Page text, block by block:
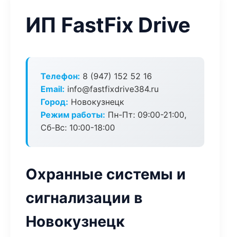
ИП FastFix Drive
Телефон: 8 (947) 152 52 16
Email: info@fastfixdrive384.ru
Город: Новокузнецк
Режим работы: Пн-Пт: 09:00-21:00,
Сб-Вс: 10:00-18:00
Охранные системы и
сигнализации в
Новокузнецк